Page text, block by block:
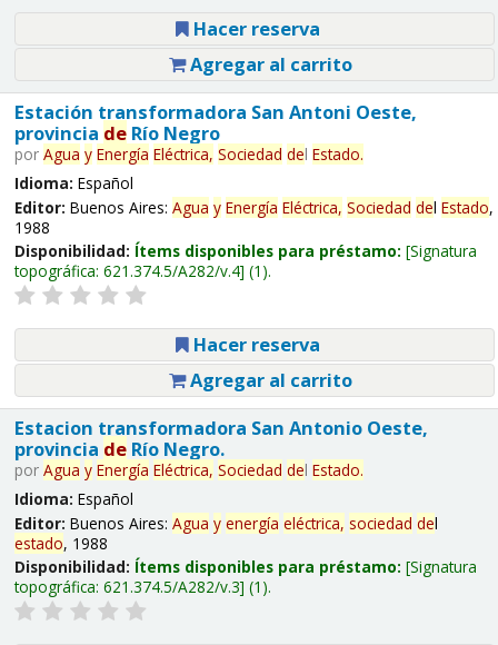
Hacer reserva
Agregar al carrito
Estación transformadora San Antoni Oeste,
provincia deRío Negro
por Agua y Energía Eléctrica, Sociedad del Estado.
Idioma: Español
Editor: Buenos Aires: Agua y Energía Eléctrica, Sociedad del Estado,
1988
Disponibilidad: Ítems disponibles para préstamo: Signatura
topográfica: 621.374.5/A282/v.4 (1).
Hacer reserva
Agregar al carrito
Estacion transformadora San Antonio Oeste,
provincia deRío Negro.
por Agua y Energía Eléctrica, Sociedad del Estado.
Idioma: Español
Editor: Buenos Aires: Agua y energía eléctrica, sociedad del
estado, 1988
Disponibilidad: Ítems disponibles para préstamo: Signatura
topográfica: 621.374.5/A282/v.3 (1).